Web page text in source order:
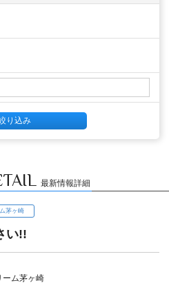
最新情報詳細
茅ヶ崎
い!!